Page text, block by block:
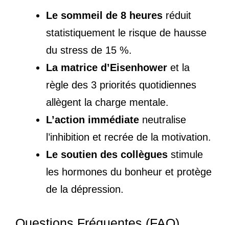
Le sommeil de 8 heures réduit
statistiquement le risque de hausse
du stress de 15 %.
La matrice d’Eisenhower et la
règle des 3 priorités quotidiennes
allègent la charge mentale.
L’action immédiate neutralise
l’inhibition et recrée de la motivation.
Le soutien des collègues stimule
les hormones du bonheur et protège
de la dépression.